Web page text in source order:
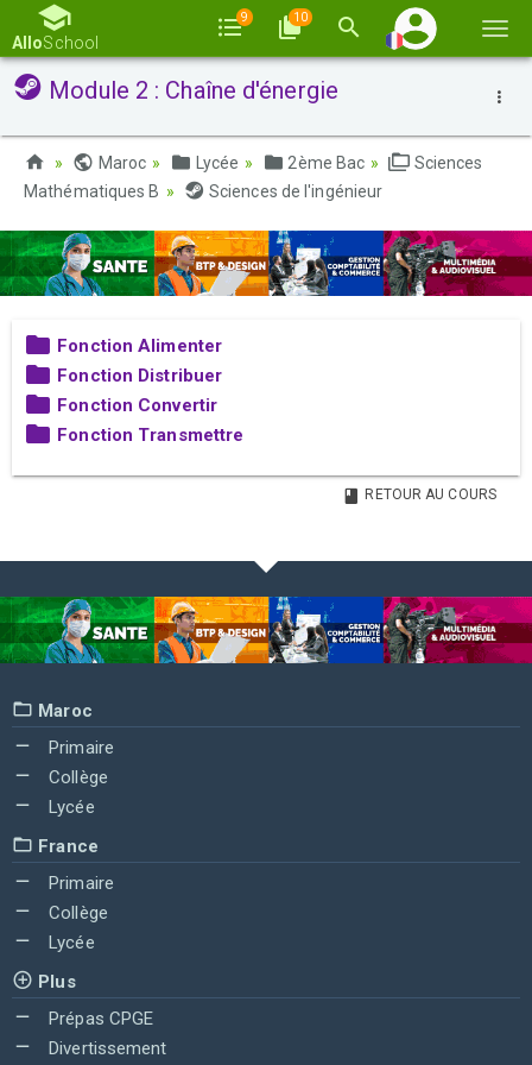
la
AlloSchool
9 10
Module 2 : Chaîne d'énergie
Maroc Lycée 2ème Bac
Sciences
Mathématiques B
Sciences de l'ingénieur
Fonction Alimenter
Fonction Distribuer
Fonction Convertir
Fonction Transmettre
RETOUR AU COURS
Maroc
Primaire
Collège
Lycée
France
Primaire
Collège
Lycée
Plus
Prépas CPGE
Divertissement